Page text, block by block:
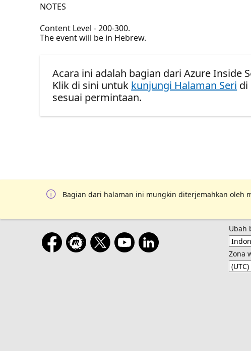
NOTES
Content Level - 200-300.
The event will be in Hebrew.
Acara ini adalah bagian dari Azure Inside
Klik di sini untuk kunjungi Halaman Seri di
sesuai permintaan.
Bagian dari halaman ini mungkin diterjemahkan oleh
Ubah
Zona